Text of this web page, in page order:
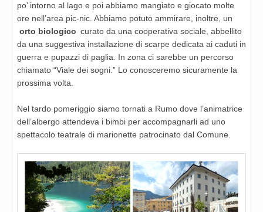
po’ intorno al lago e poi abbiamo mangiato e giocato molte
ore nell’area pic-nic. Abbiamo potuto ammirare, inoltre, un
orto biologico curato da una cooperativa sociale, abbellito
da una suggestiva installazione di scarpe dedicata ai caduti in
guerra e pupazzi di paglia. In zona ci sarebbe un percorso
chiamato “Viale dei sogni.” Lo conosceremo sicuramente la
prossima volta.
Nel tardo pomeriggio siamo tornati a Rumo dove l’animatrice
dell’albergo attendeva i bimbi per accompagnarli ad uno
spettacolo teatrale di marionette patrocinato dal Comune.